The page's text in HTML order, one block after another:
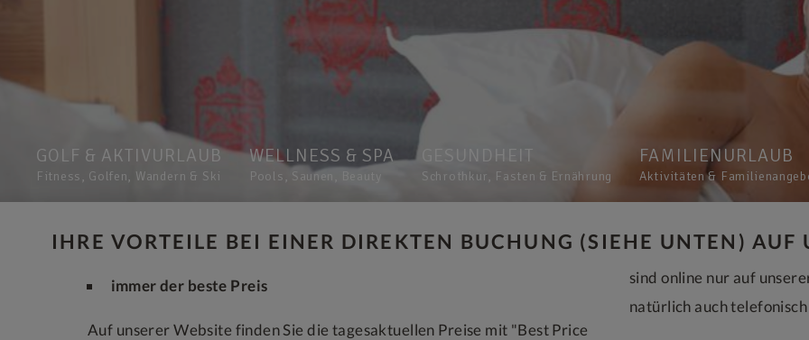
GOLF & AKTIVURLAUB
Fitness, Golfen, Wandern & Ski
WELLNESS & SPA
Pools, Saunen, Beauty
GESUNDHEIT
Schrothkur, Fasten & Ernährung
FAMILIENURLAUB
Aktivitäten &
IHRE VORTEILE BEI EINER DIREKTEN BUCHUNG (SIEHE UNTEN) AUF
immer der beste Preis
Auf unserer Website finden Sie die tagesaktuellen Preise mit "Best Price
sind online nur auf
natürlich auch